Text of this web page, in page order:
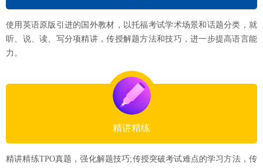
使用英语原版引进的国外教材，以托福考试学术场景和话题分类，就
听、说、读、写分项精讲，传授解题方法和技巧，进一步提高语言能
力。
精讲精练
精讲精练TPO真题，强化解题技巧;传授突破考试难点的学习方法，传